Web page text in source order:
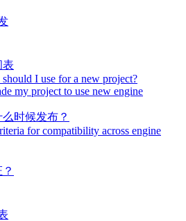
表
I use for a new project?
my project to use new engine
时候发布？
for compatibility across engine